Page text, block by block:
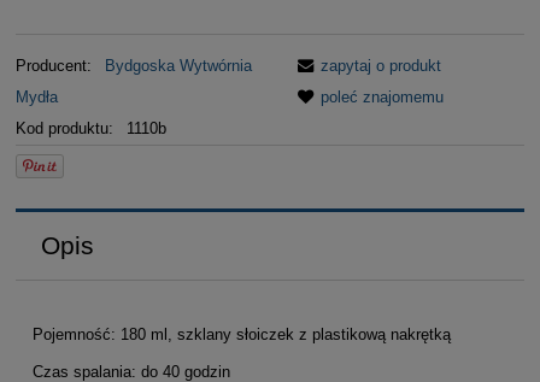
Producent:
Bydgoska Wytwórnia
Mydła
Kod produktu:
1110b
zapytaj o produkt
poleć znajomemu
Opis
Pojemność: 180 ml, szklany słoiczek z plastikową nakrętką
Czas spalania: do 40 godzin